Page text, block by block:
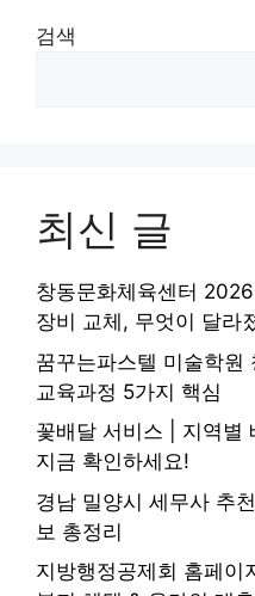
검색
최신 글
창동문화체육센터
장비 교체, 무엇이 달라
꿈꾸는파스텔 미술학원
교육과정 5가지 핵심
꽃배달 서비스 | 지역별
지금 확인하세요!
경남 밀양시 세무사 추
보 총정리
지방행정공제회 홈페이